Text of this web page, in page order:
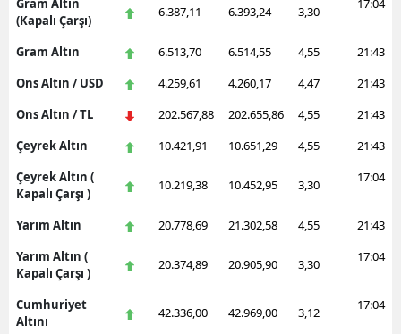
Gram Altın
(Kapalı Çarşı)
6.387,11 6.393,24 3,30 17:04
Gram Altın 6.513,70 6.514,55 4,55
21:43
Ons Altın / USD
4.259,61 4.260,17 4,47
21:43
Ons Altın / TL
202.567,88 202.655,86 4,55
21:43
Çeyrek Altın
10.421,91 10.651,29 4,55
21:43
Çeyrek Altın (
Kapalı Çarşı )
10.219,38 10.452,95 3,30 17:04
Yarım Altın 20.778,69 21.302,58 4,55
21:43
Yarım Altın (
Kapalı Çarşı )
20.374,89 20.905,90 3,30 17:04
Cumhuriyet
Altını
42.336,00 42.969,00 3,12 17:04